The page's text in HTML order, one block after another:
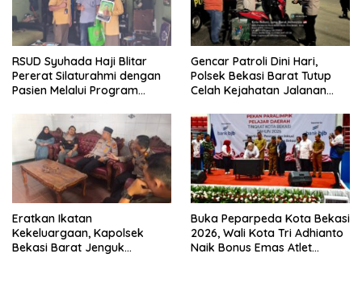
RSUD Syuhada Haji Blitar
Pererat Silaturahmi dengan
Pasien Melalui Program
Gencar Patroli Dini Hari,
Polsek Bekasi Barat Tutup
Celah Kejahatan Jalanan
Eratkan Ikatan
Kekeluargaan, Kapolsek
Bekasi Barat Jenguk
Buka Peparpeda Kota Bekasi
2026, Wali Kota Tri Adhianto
Naik Bonus Emas Atlet